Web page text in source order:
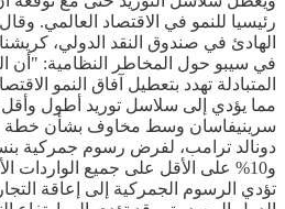
رئيسيا للنمو في الاقتصاد العالمي.
الهادئ في صندوق النقد الدولي،
في سيبو حول المخاطر النظامية: "أن
المتبادلة تهدد بتعطيل آفاق النمو
مما يؤدي إلى سلاسل توريد أطول
سرينيفاسان وسط مخاوف بشأن خطة
و10% على الأقل على جميع الواردات
تؤدي الرسوم الجمركية إلى إعاقة